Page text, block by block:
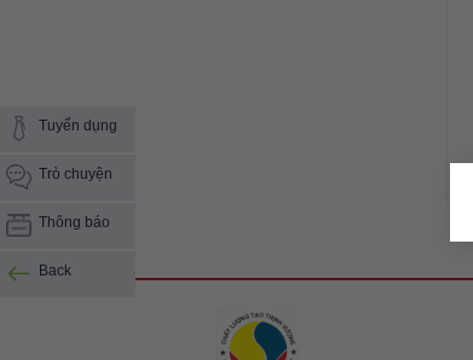
Tuyển dụng
Trò chuyện
Thông báo
Back